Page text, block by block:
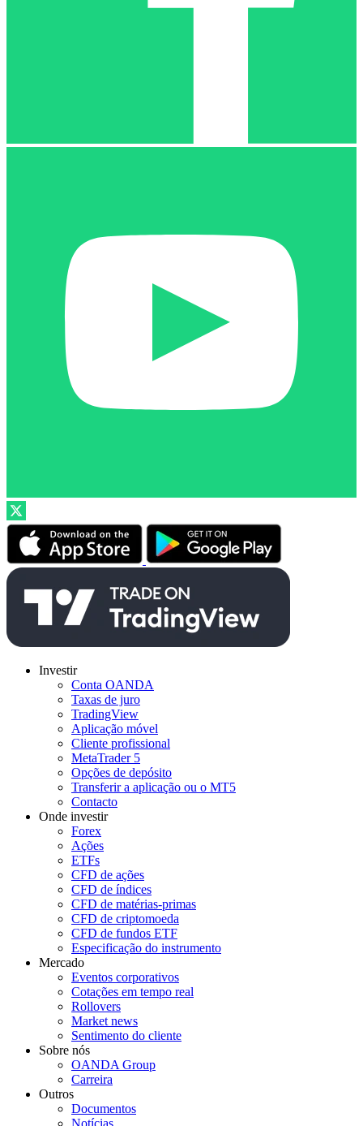
Investir
Conta OANDA
Taxas de juro
TradingView
Aplicação móvel
Cliente profissional
MetaTrader 5
Opções de depósito
Transferir a aplicação ou o MT5
Contacto
Onde investir
Forex
Ações
ETFs
CFD de ações
CFD de índices
CFD de matérias-primas
CFD de criptomoeda
CFD de fundos ETF
Especificação do instrumento
Mercado
Eventos corporativos
Cotações em tempo real
Rollovers
Market news
Sentimento do cliente
Sobre nós
OANDA Group
Carreira
Outros
Documentos
Notícias